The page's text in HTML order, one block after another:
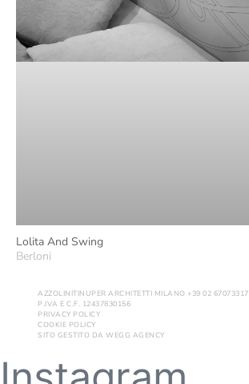
Lolita And Swing
Berloni
AZZOLINITINUPER ARCHITETTI MILANO +39 02 67073317
P.IVA E C.F. 12437830156
PRIVACY POLICY
COOKIE POLICY
SITO GESTITO DA WEGG AGENCY